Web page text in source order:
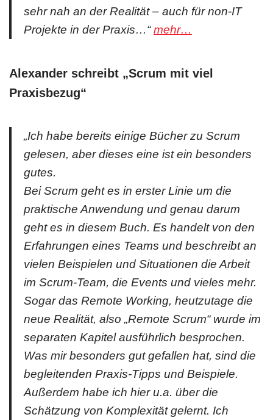
sehr nah an der Realität – auch für non-IT
Projekte in der Praxis…“mehr…
Alexander schreibt „Scrum mit viel
Praxisbezug“
„Ich habe bereits einige Bücher zu Scrum
gelesen, aber dieses eine ist ein besonders
gutes.
Bei Scrum geht es in erster Linie um die
praktische Anwendung und genau darum
geht es in diesem Buch. Es handelt von den
Erfahrungen eines Teams und beschreibt an
vielen Beispielen und Situationen die Arbeit
im Scrum-Team, die Events und vieles mehr.
Sogar das Remote Working, heutzutage die
neue Realität, also „Remote Scrum“ wurde im
separaten Kapitel ausführlich besprochen.
Was mir besonders gut gefallen hat, sind die
begleitenden Praxis-Tipps und Beispiele.
Außerdem habe ich hier u.a. über die
Schätzung von Komplexität gelernt. Ich